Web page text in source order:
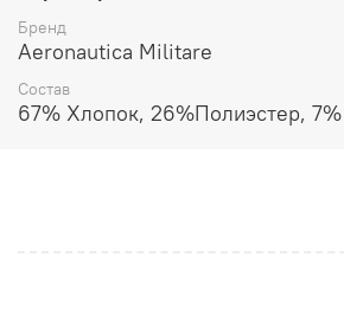
Бренд
Aeronautica Militare
Состав
67% Хлопок, 26%Полиэстер, 7%